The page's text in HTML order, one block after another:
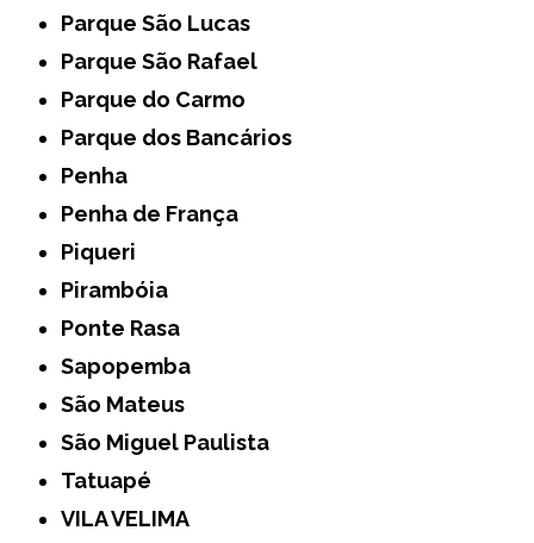
Parque São Lucas
Parque São Rafael
Parque do Carmo
Parque dos Bancários
Penha
Penha de França
Piqueri
Pirambóia
Ponte Rasa
Sapopemba
São Mateus
São Miguel Paulista
Tatuapé
VILA VELIMA